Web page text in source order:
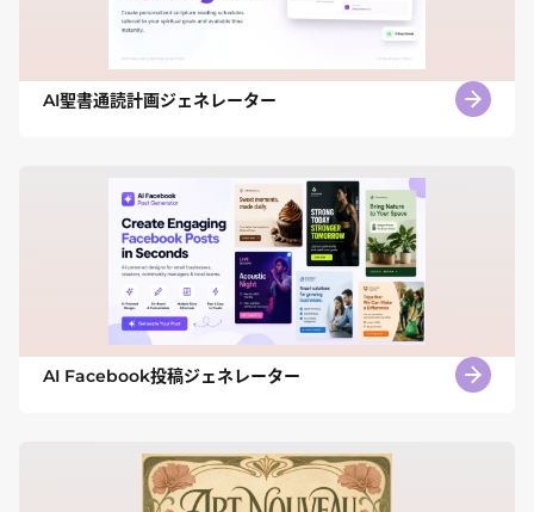
AI聖書通読計画ジェネレーター
AI Facebook投稿ジェネレーター